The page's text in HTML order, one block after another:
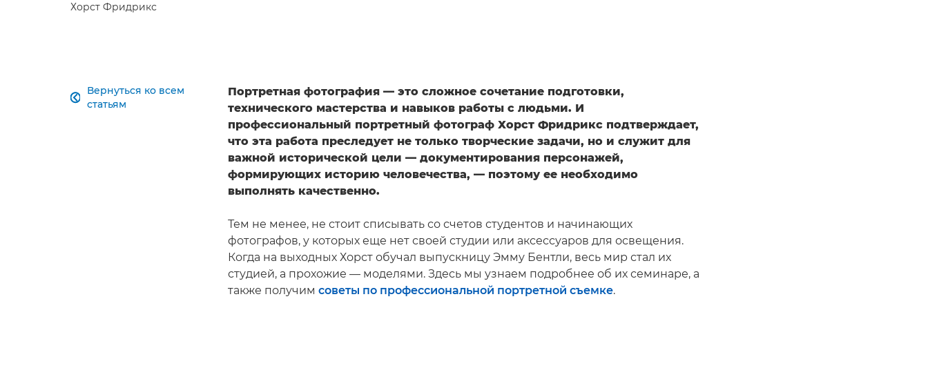
Хорст Фридрикс
Вернуться ко всем
статьям

Портретная фотография — это сложное сочетание подготовки,
технического мастерства и навыков работы с людьми. И
профессиональный портретный фотограф Хорст Фридрикс подтверждает,
что эта работа преследует не только творческие задачи, но и служит для
важной исторической цели — документирования персонажей,
формирующих историю человечества, — поэтому ее необходимо
выполнять качественно.
Тем не менее, не стоит списывать со счетов студентов и начинающих
фотографов, у которых еще нет своей студии или аксессуаров для освещения.
Когда на выходных Хорст обучал выпускницу Эмму Бентли, весь мир стал их
студией, а прохожие — моделями. Здесь мы узнаем подробнее об их семинаре, а
также получим советы по профессиональной портретной съемке.